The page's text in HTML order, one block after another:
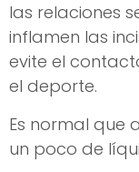
las relaciones
inflamen las
evite el
el deporte.
Es normal que
un poco de